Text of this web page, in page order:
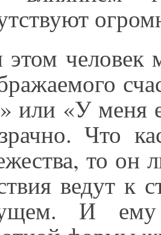
человек
или «У меня
Что
то он
ведут к
И ему